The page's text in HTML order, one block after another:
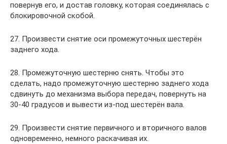
повернув его, и достав головку, которая соединялась с
блокировочной скобой.
27. Произвести снятие оси промежуточных шестерён
заднего хода.
28. Промежуточную шестерню снять. Чтобы это
сделать, надо промежуточную шестерню заднего хода
сдвинуть до механизма выбора передач, повернуть на
30-40 градусов и вывести из-под шестерён вала.
29. Произвести снятие первичного и вторичного валов
одновременно, немного раскачивая их.